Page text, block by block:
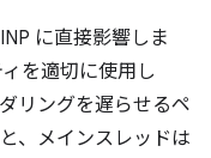
に直接影響しま
を適切に使用し
リングを遅らせるペ
、メインスレッドは